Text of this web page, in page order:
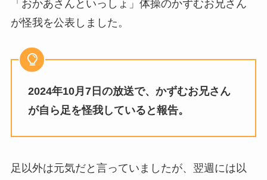
「おかあさんといっしょ」体操のかずむお兄さん
が怪我を公表しました。
2024年10月7日の放送で、かずむお兄さん
が自ら足を怪我していると報告。
足以外は元気だと言っていましたが、翌週には以